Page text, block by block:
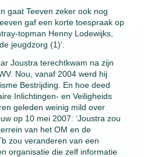
gaat Teeven zeker ook nog
gaf een korte toespraak op
topman Henny Lodewijks,
jeugdzorg (1)’.
Joustra terechtkwam na zijn
Nou, vanaf 2004 werd hij
Bestrijding. En hoe deed
Inlichtingen- en Veiligheids
geleden weinig mild over
op 10 mei 2007: ‘Joustra zou
van het OM en de
zou veranderen van een
organisatie die zelf informatie